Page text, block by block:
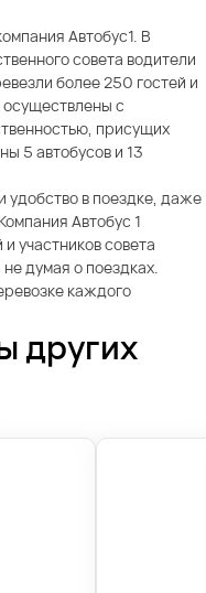
Автобус1. В
совета водители
более 250 гостей и
осуществлены с
присущих
5 автобусов и 13
удобство в поездке, даже
Автобус 1
участников совета
думая о поездках.
каждого
других